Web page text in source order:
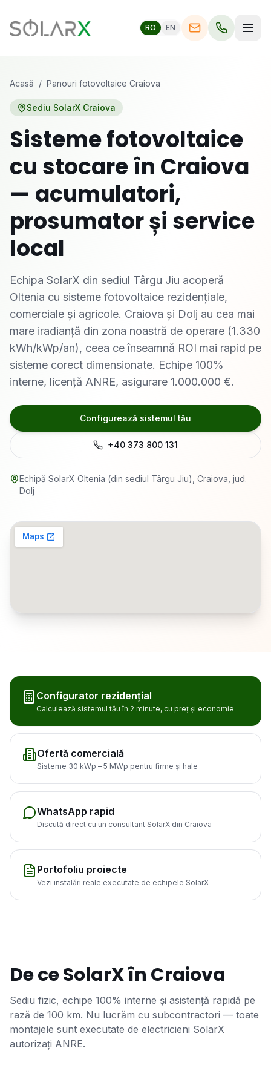
RO EN
Acasă / Panouri fotovoltaice Craiova
Sediu SolarX Craiova
Sisteme fotovoltaice
cu stocare în Craiova
— acumulatori,
prosumator și service
local
Echipa SolarX din sediul Târgu Jiu acoperă
Oltenia cu sisteme fotovoltaice rezidențiale,
comerciale și agricole. Craiova și Dolj au cea mai
mare iradianță din zona noastră de operare (1.330
kWh/kWp/an), ceea ce înseamnă ROI mai rapid pe
sisteme corect dimensionate. Echipe 100%
interne, licență ANRE, asigurare 1.000.000 €.
Configurează sistemul tău
+40 373 800 131
Echipă SolarX Oltenia (din sediul Târgu Jiu) Craiova , jud.
Dolj
Configurator rezidențial
Calculează sistemul tău în 2 minute, cu preț și economie
Ofertă comercială
Sisteme 30 kWp – 5 MWp pentru firme și hale
WhatsApp rapid
Discută direct cu un consultant SolarX din Craiova
Portofoliu proiecte
Vezi instalări reale executate de echipele SolarX
De ce SolarX în Craiova
Sediu fizic, echipe 100% interne și asistență rapidă pe
rază de 100 km. Nu lucrăm cu subcontractori — toate
montajele sunt executate de electricieni SolarX
autorizați ANRE.